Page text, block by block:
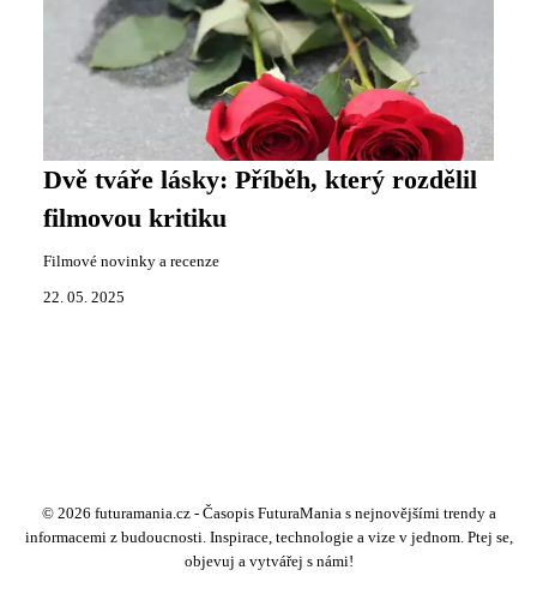
Dvě tváře lásky: Příběh, který rozdělil
filmovou kritiku
Filmové novinky a recenze
22. 05. 2025
© 2026 futuramania.cz - Časopis FuturaMania s nejnovějšími trendy a
informacemi z budoucnosti. Inspirace, technologie a vize v jednom. Ptej se,
objevuj a vytvářej s námi!